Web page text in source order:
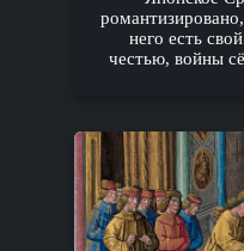
него есть
честью, войны